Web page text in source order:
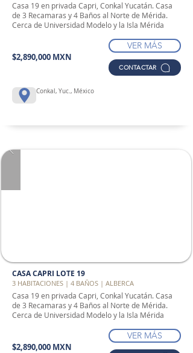
Casa 19 en privada Capri, Conkal Yucatán. Casa
de 3 Recamaras y 4 Baños al Norte de Mérida.
Cerca de Universidad Modelo y la Isla Mérida
$2,890,000 MXN
VER MÁS
CONTACTAR
Conkal, Yuc., México
CASA CAPRI LOTE 19
3 HABITACIONES | 4 BAÑOS | ALBERCA
Casa 19 en privada Capri, Conkal Yucatán. Casa
de 3 Recamaras y 4 Baños al Norte de Mérida.
Cerca de Universidad Modelo y la Isla Mérida
$2,890,000 MXN
VER MÁS